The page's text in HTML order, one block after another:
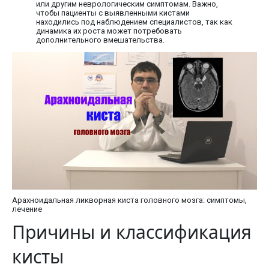
или другим неврологическим симптомам. Важно,
чтобы пациенты с выявленными кистами
находились под наблюдением специалистов, так как
динамика их роста может потребовать
дополнительного вмешательства.
Арахноидальная ликворная киста головного мозга: симптомы,
лечение
Причины и классификация
кисты